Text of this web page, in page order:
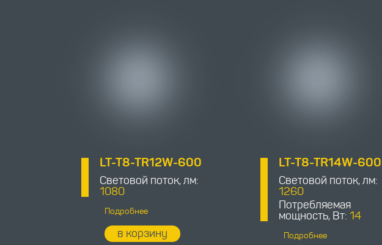
LT-T8-TR12W-600
Световой поток, лм:
1080
Подробнее
в корзину
LT-T8-TR14W-600
Световой поток, лм:
1260
Потребляемая
мощность, Вт: 14
Подробнее